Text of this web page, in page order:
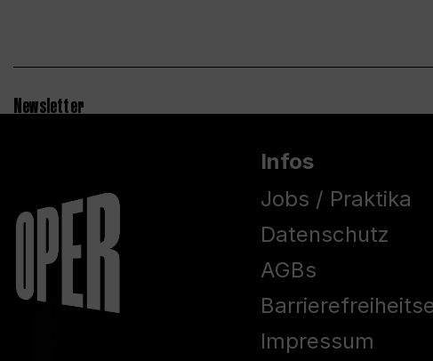
Newsletter
Infos
Jobs / Praktika
Datenschutz
AGBs
Impressum